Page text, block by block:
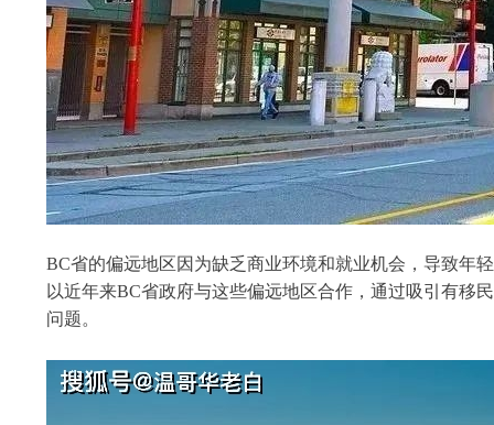
BC省的偏远地区因为缺乏商业环境和就业机会，导致年
以近年来BC省政府与这些偏远地区合作，通过吸引有移
问题。